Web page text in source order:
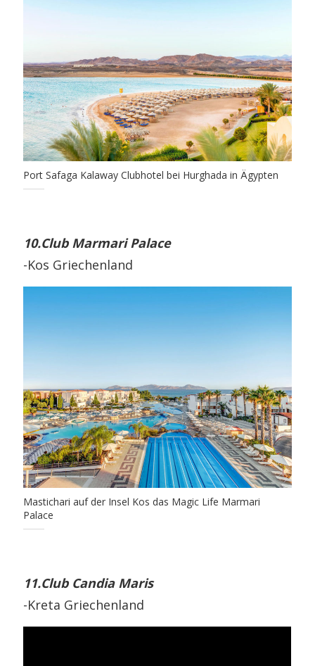
Port Safaga Kalaway Clubhotel bei Hurghada in Ägypten
10.Club Marmari Palace
-Kos Griechenland
Mastichari auf der Insel Kos das Magic Life Marmari
Palace
11.Club Candia Maris
-Kreta Griechenland